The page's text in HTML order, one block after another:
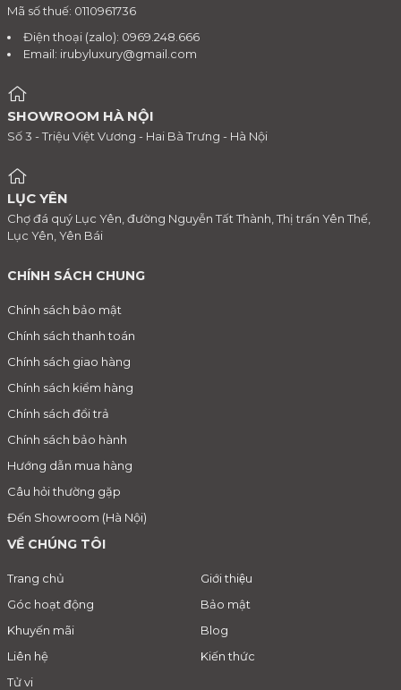
Mã số thuế: 0110961736
Điện thoại (zalo): 0969.248.666
Email: irubyluxury@gmail.com
SHOWROOM HÀ NỘI
Số 3 - Triệu Việt Vương - Hai Bà Trưng - Hà Nội
LỤC YÊN
Chợ đá quý Lục Yên, đường Nguyễn Tất Thành, Thị trấn Yên Thế,
Lục Yên, Yên Bái
CHÍNH SÁCH CHUNG
Chính sách bảo mật
Chính sách thanh toán
Chính sách giao hàng
Chính sách kiểm hàng
Chính sách đổi trả
Chính sách bảo hành
Hướng dẫn mua hàng
Câu hỏi thường gặp
Đến Showroom (Hà Nội)
VỀ CHÚNG TÔI
Trang chủ
Giới thiệu
Góc hoạt động
Bảo mật
Khuyến mãi
Blog
Liên hệ
Kiến thức
Tử vi